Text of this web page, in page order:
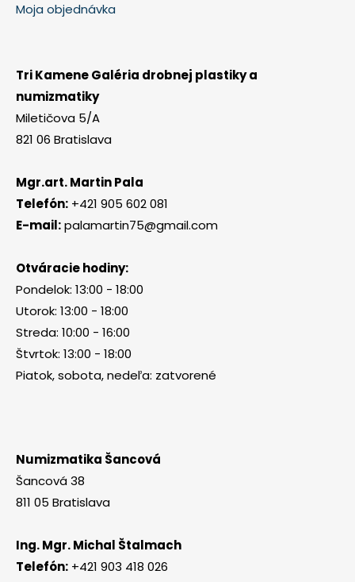
Moja objednávka
Tri Kamene Galéria drobnej plastiky a
numizmatiky
Miletičova 5/A
821 06 Bratislava
Mgr.art. Martin Pala
Telefón: +421 905 602 081
E-mail:palamartin75@gmail.com
Otváracie hodiny:
Pondelok: 13:00 - 18:00
Utorok: 13:00 - 18:00
Streda: 10:00 - 16:00
Štvrtok: 13:00 - 18:00
Piatok, sobota, nedeľa: zatvorené
Numizmatika Šancová
Šancová 38
811 05 Bratislava
Ing. Mgr. Michal Štalmach
Telefón: +421 903 418 026